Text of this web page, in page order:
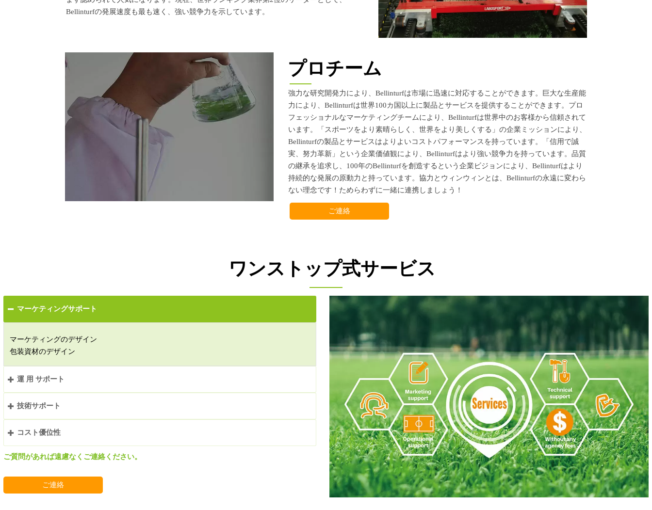
Bellinturfの発展速度も最も速く、強い競争力を示しています。
プロチーム
強力な研究開発力により、Bellinturfは市場に迅速に対応することができます。巨大な生産能
力により、Bellinturfは世界100カ国以上に製品とサービスを提供することができます。プロ
フェッショナルなマーケティングチームにより、Bellinturfは世界中のお客様から信頼されて
います。「スポーツをより素晴らしく、世界をより美しくする」の企業ミッションにより、
Bellinturfの製品とサービスはよりよいコストパフォーマンスを持っています。「信用で誠
実、努力革新」という企業価値観により、Bellinturfはより強い競争力を持っています。品質
の継承を追求し、100年のBellinturfを創造するという企業ビジョンにより、Bellinturfはより
持続的な発展の原動力と持っています。協力とウィンウィンとは、Bellinturfの永遠に変わら
ない理念です！ためらわずに一緒に連携しましょう！
ご連絡
ワンストップ式サービス
 マーケティングサポート
マーケティングのデザイン
包装資材のデザイン
 運 用 サポート
フィールドデザイン
 技術サポート
製品提案
施工指導
メンテナンスガイド
 コスト優位性
原材料から人工芝製品まで自社工場で製造することで、低コストを実現します。
ご質問があれば遠慮なくご連絡ください。
ご連絡